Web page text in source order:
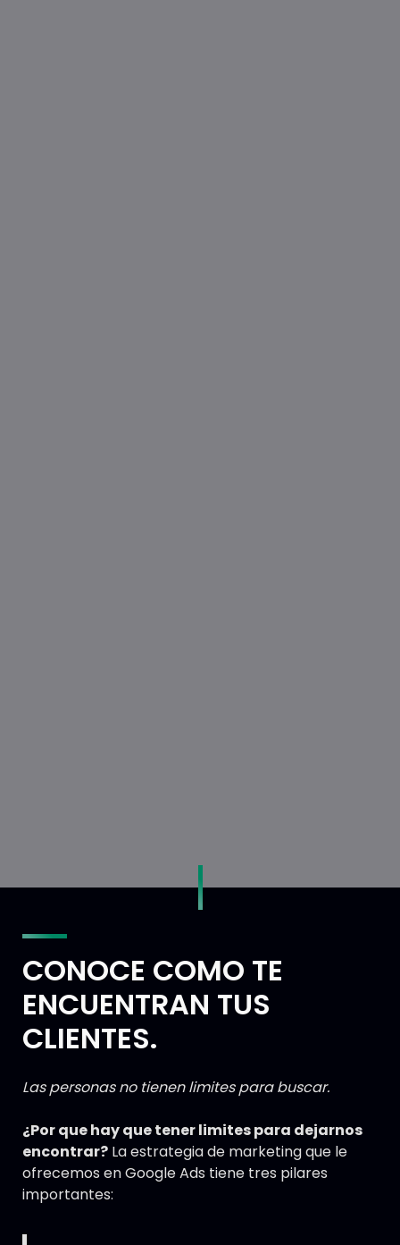
CONOCE COMO TE
ENCUENTRAN TUS
CLIENTES.
Las personas no tienen limites para buscar.
¿Por que hay que tener limites para dejarnos
encontrar? La estrategia de marketing que le
ofrecemos en Google Ads tiene tres pilares
importantes: